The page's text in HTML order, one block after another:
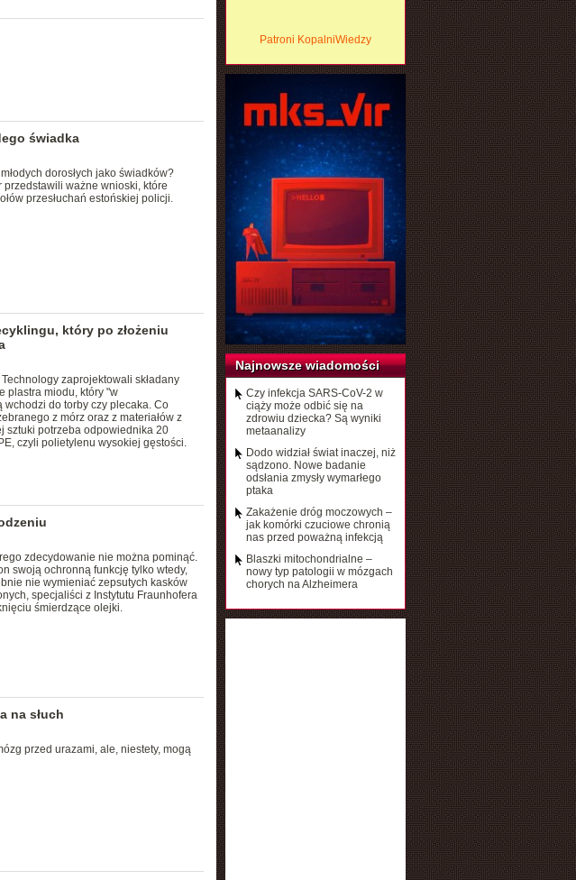
świadka
dorosłych jako świadków?
przedstawili ważne wnioski, które
przesłuchań estońskiej policji.
który po złożeniu
zaprojektowali składany
plastra miodu, który "w
wchodzi do torby czy plecaka. Co
z mórz oraz z materiałów z
sztuki potrzeba odpowiednika 20
czyli polietylenu wysokiej gęstości.
zdecydowanie nie można pominąć.
swoją ochronną funkcję tylko wtedy,
nie wymieniać zepsutych kasków
specjaliści z Instytutu Fraunhofera
śmierdzące olejki.
na słuch
przed urazami, ale, niestety, mogą
Patroni KopalniWiedzy
Najnowsze wiadomości
Czy infekcja SARS-CoV-2 w
ciąży może odbić się na
zdrowiu dziecka? Są wyniki
metaanalizy
Dodo widział świat inaczej, niż
sądzono. Nowe badanie
odsłania zmysły wymarłego
ptaka
Zakażenie dróg moczowych –
jak komórki czuciowe chronią
nas przed poważną infekcją
Blaszki mitochondrialne –
nowy typ patologii w mózgach
chorych na Alzheimera